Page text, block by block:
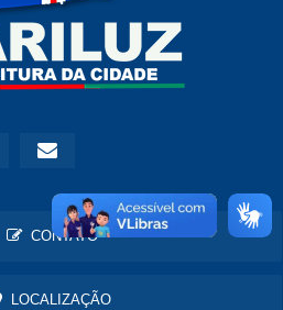
CONTATO
LOCALIZAÇÃO